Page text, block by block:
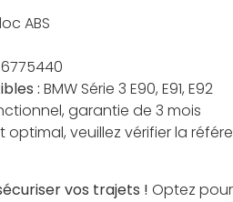
ABS
6775440
: BMW Série 3 E90, E91, E92
garantie de 3 mois
optimal, veuillez vérifier la
vos trajets ! Optez